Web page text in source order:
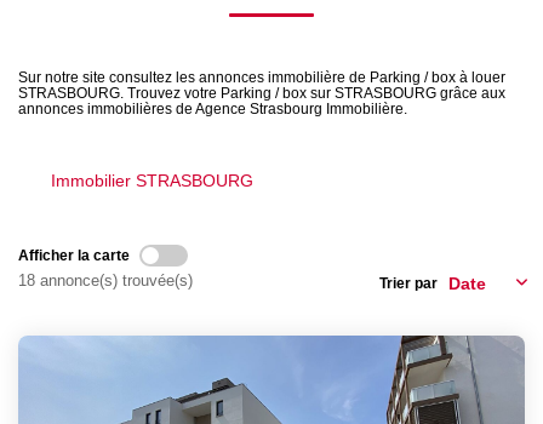
Dossier Locataire
GÉRER
ASSURANCE
Sur notre site consultez les annonces immobilière de Parking / box à louer
STRASBOURG. Trouvez votre Parking / box sur STRASBOURG grâce aux
annonces immobilières de Agence Strasbourg Immobilière.
Immobilier STRASBOURG
Afficher la carte
18 annonce(s) trouvée(s) Trier par